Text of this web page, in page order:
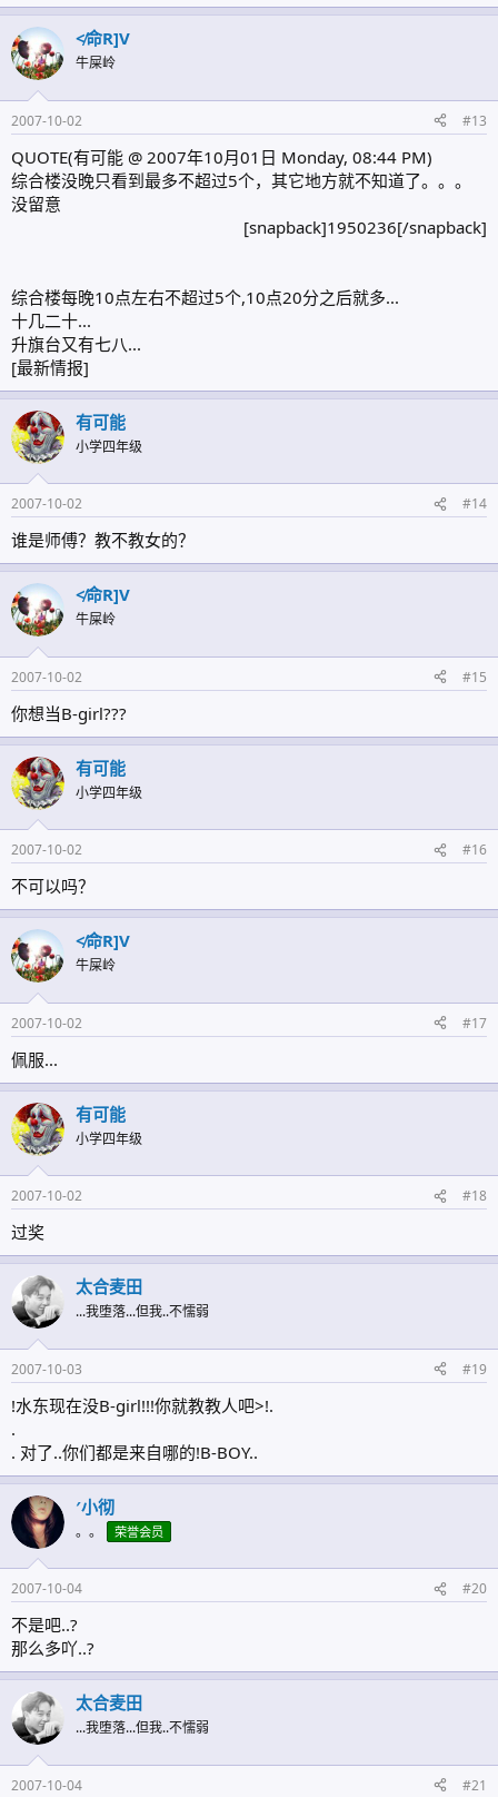
≮命R]V
牛屎岭
2007-10-02 #13
QUOTE(有可能 @ 2007年10月01日 Monday, 08:44 PM)
综合楼没晚只看到最多不超过5个，其它地方就不知道了。。。
没留意
[snapback]1950236[/snapback]​
综合楼每晚10点左右不超过5个,10点20分之后就多...
十几二十...
升旗台又有七八...
[最新情报]
有可能
小学四年级
2007-10-02 #14
谁是师傅？教不教女的？
≮命R]V
牛屎岭
2007-10-02 #15
你想当B-girl???
有可能
小学四年级
2007-10-02 #16
不可以吗？
≮命R]V
牛屎岭
2007-10-02 #17
佩服...
有可能
小学四年级
2007-10-02 #18
过奖
太合麦田
...我堕落...但我..不懦弱
2007-10-03 #19
!水东现在没B-girl!!!你就教教人吧>!.
.
. 对了..你们都是来自哪的!B-BOY..
′小彻
。。 荣誉会员
2007-10-04 #20
不是吧..?
那么多吖..?
太合麦田
...我堕落...但我..不懦弱
2007-10-04 #21